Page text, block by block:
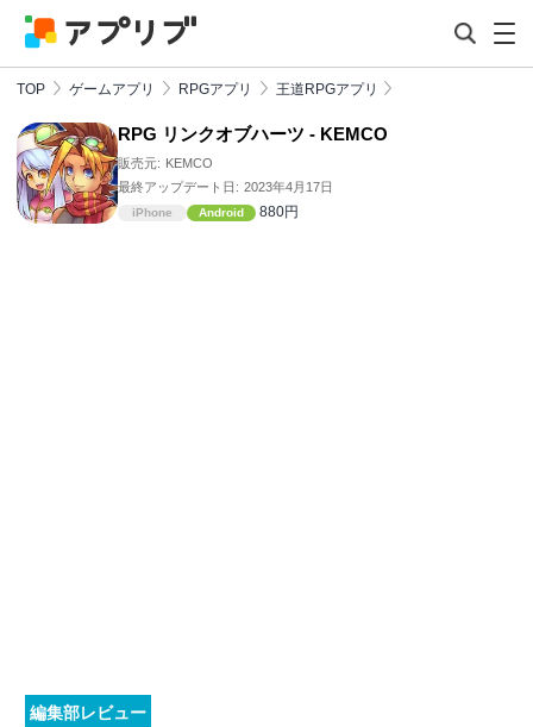
TOP ゲームアプリ RPGアプリ 王道RPGアプリ
RPG リンクオブハーツ - KEMCO
販売元: KEMCO
最終アップデート日: 2023年4月17日
iPhone Android 880円
編集部レビュー